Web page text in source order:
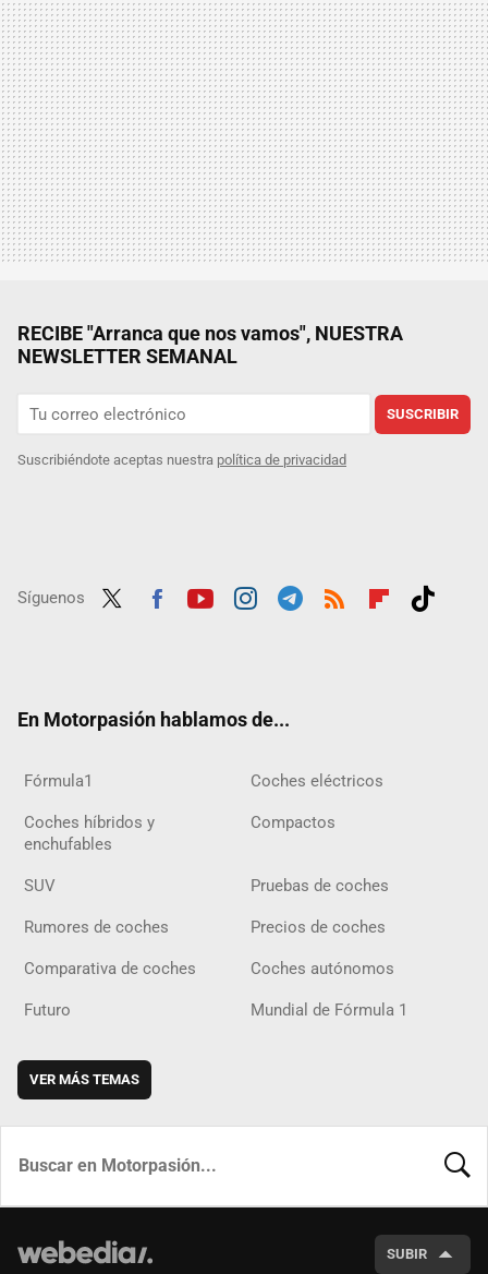
RECIBE "Arranca que nos vamos", NUESTRA
NEWSLETTER SEMANAL
SUSCRIBIR
Suscribiéndote aceptas nuestra política de privacidad
Síguenos
En Motorpasión hablamos de...
Fórmula1 Coches eléctricos
Coches híbridos y
enchufables
Compactos
SUV Pruebas de coches
Rumores de coches Precios de coches
Comparativa de coches Coches autónomos
Futuro Mundial de Fórmula 1
VER MÁS TEMAS
SUBIR